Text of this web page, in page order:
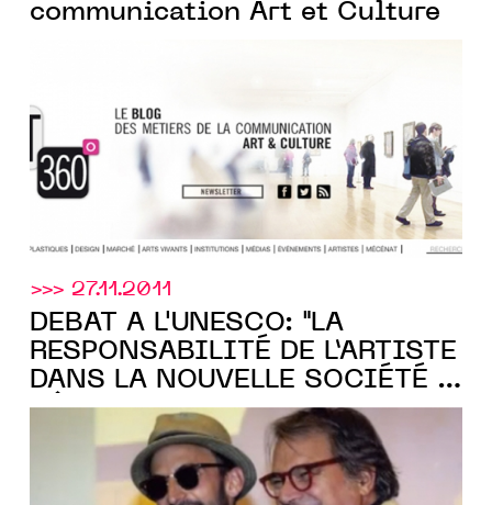
communication Art et Culture
>>> 27.11.2011
DÉBAT À L'UNESCO: "LA
RESPONSABILITÉ DE L’ARTISTE
DANS LA NOUVELLE SOCIÉTÉ À
BÂTIR"